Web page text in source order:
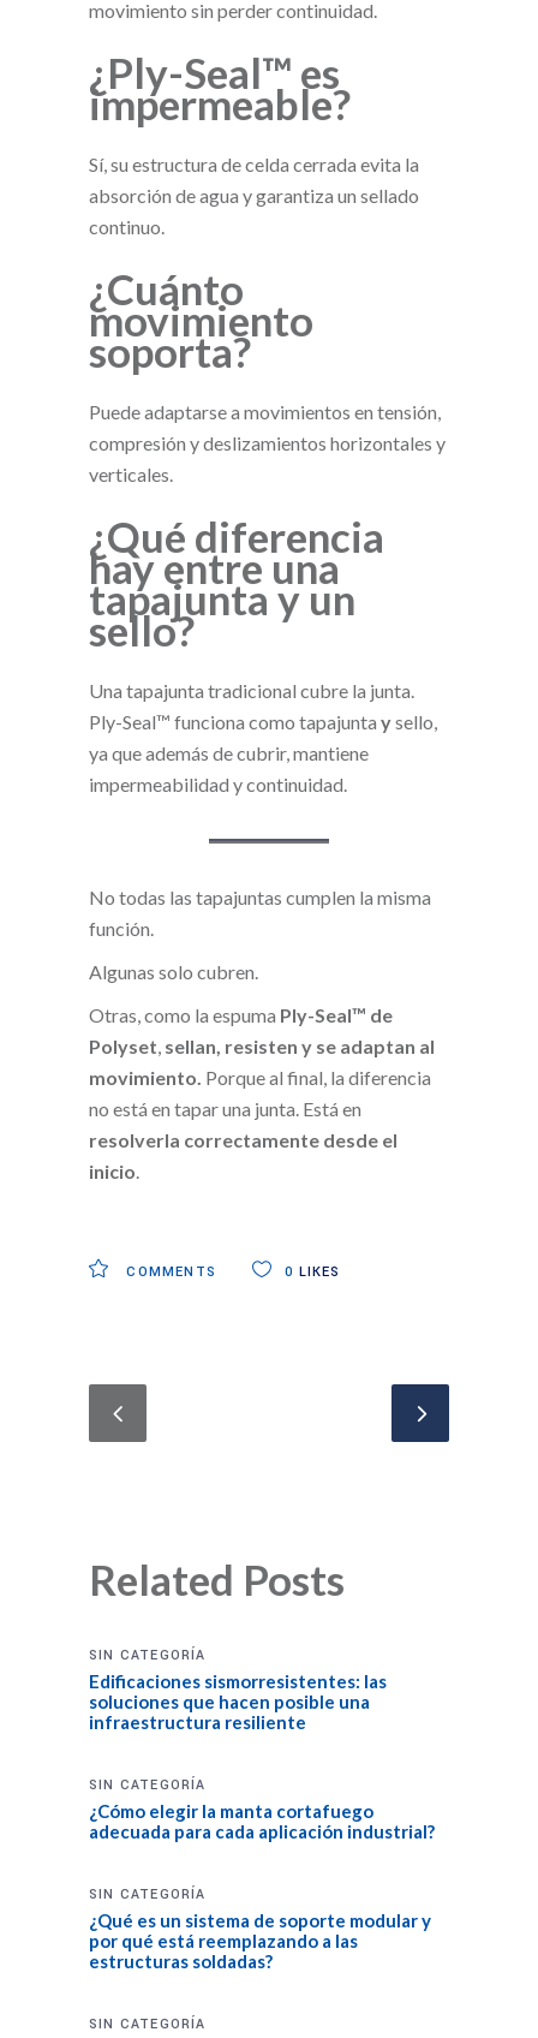
movimiento sin perder continuidad.
¿Ply-Seal™ es
impermeable?
Sí, su estructura de celda cerrada evita la
absorción de agua y garantiza un sellado
continuo.
¿Cuánto
movimiento
soporta?
Puede adaptarse a movimientos en tensión,
compresión y deslizamientos horizontales y
verticales.
¿Qué diferencia
hay entre una
tapajunta y un
sello?
Una tapajunta tradicional cubre la junta.
Ply-Seal™ funciona como tapajunta ysello,
ya que además de cubrir, mantiene
impermeabilidad y continuidad.
No todas las tapajuntas cumplen la misma
función.
Algunas solo cubren.
Otras, como la espuma Ply-Seal™ de
Polyset, sellan, resisten y se adaptan al
movimiento. Porque al final, la diferencia
no está en tapar una junta. Está en
resolverla correctamente desde el
inicio.
COMMENTS 0 LIKES
Related Posts
SIN CATEGORÍA
Edificaciones sismorresistentes: las
soluciones que hacen posible una
infraestructura resiliente
SIN CATEGORÍA
¿Cómo elegir la manta cortafuego
adecuada para cada aplicación industrial?
SIN CATEGORÍA
¿Qué es un sistema de soporte modular y
por qué está reemplazando a las
estructuras soldadas?
SIN CATEGORÍA